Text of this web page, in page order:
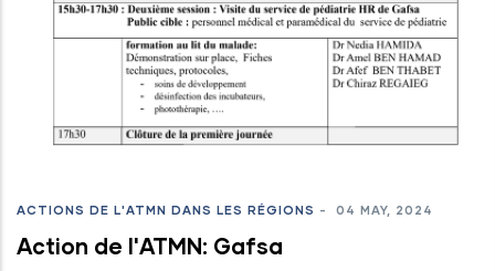
ACTIONS DE L'ATMN DANS LES RÉGIONS - 04 MAY, 2024
Action de l'ATMN: Gafsa